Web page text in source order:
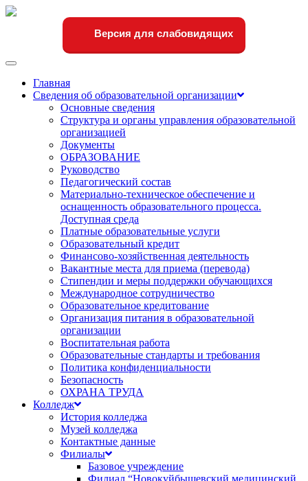
Версия для слабовидящих
Переключить
навигацииГлавная
Сведения об образовательной организации
Основные сведения
Структура и органы управления образовательной
организацией
Документы
ОБРАЗОВАНИЕ
Руководство
Педагогический состав
Материально-техническое обеспечение и
оснащенность образовательного процесса.
Доступная среда
Платные образовательные услуги
Образовательный кредит
Финансово-хозяйственная деятельность
Вакантные места для приема (перевода)
Стипендии и меры поддержки обучающихся
Международное сотрудничество
Образовательное кредитование
Организация питания в образовательной
организации
Воспитательная работа
Образовательные стандарты и требования
Политика конфиденциальности
Безопасность
ОХРАНА ТРУДА
Колледж
История колледжа
Музей колледжа
Контактные данные
Филиалы
Базовое учреждение
Филиал “Новокуйбышевский медицинский